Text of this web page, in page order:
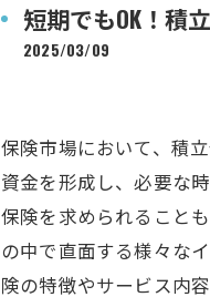
短期でもOK！積
2025/03/09
保険市場において、積
資金を形成し、必要な
保険を求められること
の中で直面する様々な
険の特徴やサービス内